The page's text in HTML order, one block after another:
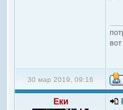
30 мар 2019, 09:16
Еки